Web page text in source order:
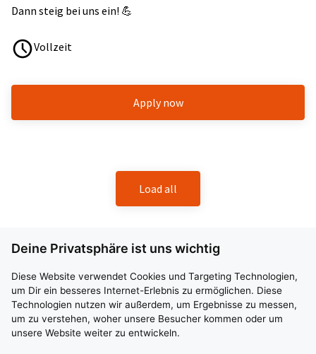
Deine Privatsphäre ist uns wichtig
Diese Website verwendet Cookies und Targeting Technologien,
um Dir ein besseres Internet-Erlebnis zu ermöglichen. Diese
Technologien nutzen wir außerdem, um Ergebnisse zu messen,
um zu verstehen, woher unsere Besucher kommen oder um
unsere Website weiter zu entwickeln.
Dann steig bei uns ein! 💪
Vollzeit
Apply now
Load all
Du bist Profi? Steig ein! LKW Fahrer für Task-
Force (m/w/d)
12307 Berlin 14979 Großbeeren
12529 Schönefeld
Festanstellung
Vollzeit ab sofort